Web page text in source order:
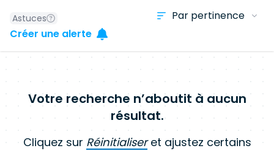
Astuces
Créer une alerte
Votre recherche n’aboutit à aucun
résultat.
Cliquez sur Réinitialiseret ajustez certains